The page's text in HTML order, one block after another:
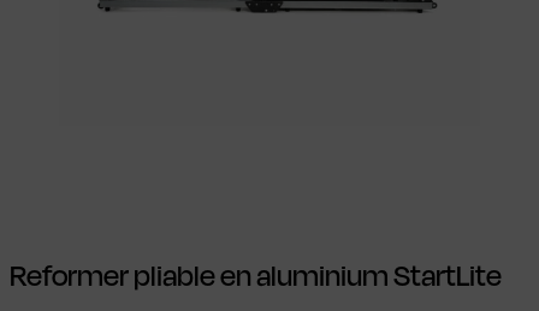
Reformer pliable en aluminium StartLite